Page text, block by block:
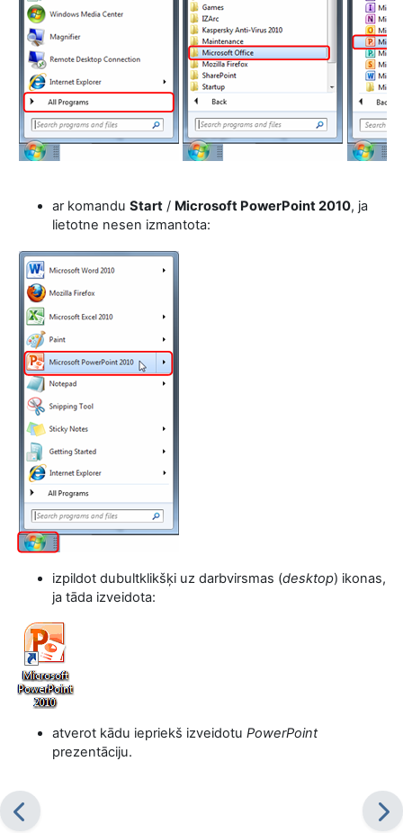
ar komandu Start / Microsoft PowerPoint2010, ja
lietotne nesen izmantota:
izpildot dubultklikšķi uz darbvirsmas (desktop) ikonas,
ja tāda izveidota:
atverot kādu iepriekš izveidotu PowerPoint
prezentāciju.